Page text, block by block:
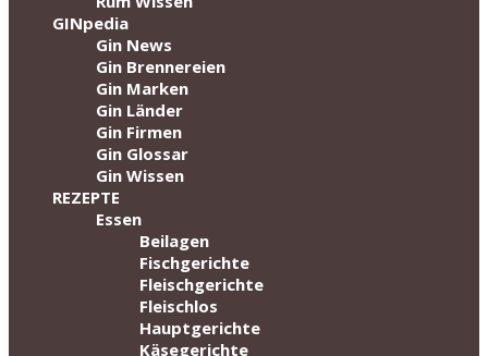
GINpedia
Gin News
Gin Brennereien
Gin Marken
Gin Länder
Gin Firmen
Gin Glossar
Gin Wissen
REZEPTE
Essen
Beilagen
Fischgerichte
Fleischgerichte
Fleischlos
Hauptgerichte
Käsegerichte